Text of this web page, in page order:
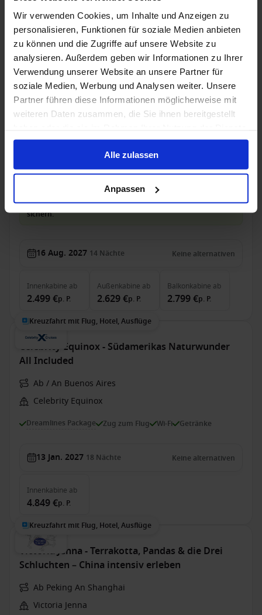
Wir verwenden Cookies, um Inhalte und Anzeigen zu
personalisieren, Funktionen für soziale Medien anbieten
zu können und die Zugriffe auf unsere Website zu
analysieren. Außerdem geben wir Informationen zu Ihrer
Verwendung unserer Website an unsere Partner für
soziale Medien, Werbung und Analysen weiter. Unsere
Partner führen diese Informationen möglicherweise mit
weiteren Daten zusammen, die Sie ihnen bereitgestellt
gesammelt haben.
Alle zulassen
Anpassen
Innenkabineab
3.049 €p. P.
3.111 €
Balkonkabineab
3.609 € p. P.
Kreuzfahrt mit Flug, Hotel, Ausflüge
Mein Schiff 6 - Seltene Atlantik-Route mit
Premium All Inclusive: Porto, Azoren & Hamburg
Mein Schiff 6
Getränke
Trinkgelder
Nur für kurze Zeit: DreamDeal bis 11.08.2026, 14:59 Uhr
sichern.
16 Aug. 2027 14 Nächte Keine alternativen
Innenkabine ab
2.499 €p. P.
Außenkabine ab
2.629 €p. P.
Balkonkabine ab
2.799 €p. P.
Kreuzfahrt mit Flug, Hotel, Ausflüge
Celebrity Equinox - Südamerikas Naturwunder
All Included
Ab / An Buenos Aires
Celebrity Equinox
Dreamlines Package Zug zum Flug Wi-Fi Getränke
13 Jan. 2027 18 Nächte Keine alternativen
Innenkabine ab
4.849 €p. P.
Kreuzfahrt mit Flug, Hotel, Ausflüge
Victoria Jenna - Terrakotta, Pandas & die Drei
Schluchten – China intensiv erleben
Ab Peking An Shanghai
Victoria Jenna